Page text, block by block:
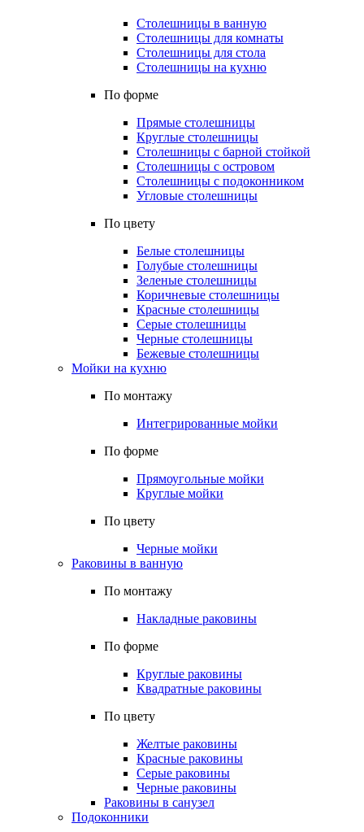
Столешницы в ванную
Столешницы для комнаты
Столешницы для стола
Столешницы на кухню
По форме
Прямые столешницы
Круглые столешницы
Столешницы с барной стойкой
Столешницы с островом
Столешницы с подоконником
Угловые столешницы
По цвету
Белые столешницы
Голубые столешницы
Зеленые столешницы
Коричневые столешницы
Красные столешницы
Серые столешницы
Черные столешницы
Бежевые столешницы
Мойки на кухню
По монтажу
Интегрированные мойки
По форме
Прямоугольные мойки
Круглые мойки
По цвету
Черные мойки
Раковины в ванную
По монтажу
Накладные раковины
По форме
Круглые раковины
Квадратные раковины
По цвету
Желтые раковины
Красные раковины
Серые раковины
Черные раковины
Раковины в санузел
Подоконники